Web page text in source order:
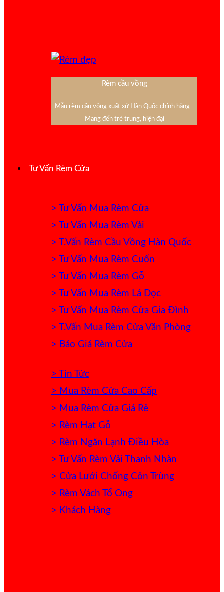
Rèm cầu vồng
Mẫu rèm cầu vồng xuất xứ Hàn Quốc chính hãng -
Mang đến trẻ trung, hiện đại
Tư Vấn Rèm Cửa
> Tư Vấn Mua Rèm Cửa
> Tư Vấn Mua Rèm Vải
> T.Vấn Rèm Cầu Vồng Hàn Quốc
> Tư Vấn Mua Rèm Cuốn
> Tư Vấn Mua Rèm Gỗ
> Tư Vấn Mua Rèm Lá Dọc
> Tư Vấn Mua Rèm Cửa Gia Đình
> T.Vấn Mua Rèm Cửa Văn Phòng
> Báo Giá Rèm Cửa
> Tin Tức
> Mua Rèm Cửa Cao Cấp
> Mua Rèm Cửa Giá Rẻ
> Rèm Hạt Gỗ
> Rèm Ngăn Lạnh Điều Hòa
> Tư Vấn Rèm Vải Thanh Nhàn
> Cửa Lưới Chống Côn Trùng
> Rèm Vách Tổ Ong
> Khách Hàng